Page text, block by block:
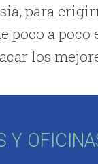
para
poco a
los
Y